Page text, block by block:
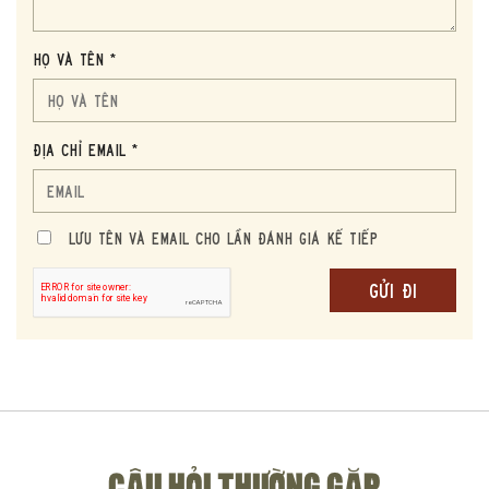
HƯƠNG VỊ ĐỘC ĐÁO CỦA SPRINGBANK 21 YEAR OLD 2005
RELEASE
Springbank 21 Year Old 2005 Release nổi bật với sự kết hợp
độc đáo giữa các tầng hương thơm phong phú và dư vị tinh tế.
cấu trúc phức hợp và lôi cuốn.
Họ và tên *
Địa chỉ Email *
Lưu Tên và Email cho lần đánh giá kế tiếp